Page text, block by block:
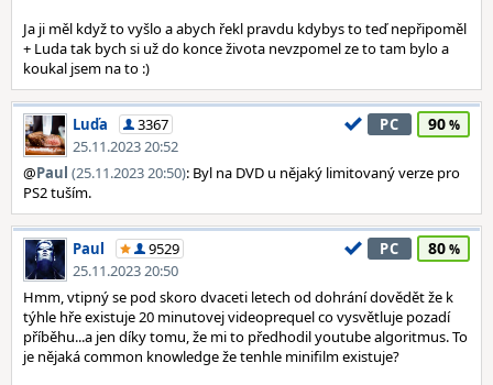
Ja ji měl když to vyšlo a abych řekl pravdu kdybys to teď nepřipoměl
+ Luda tak bych si už do konce života nevzpomel ze to tam bylo a
koukal jsem na to :)
Luďa
3367
25.11.2023 20:52
PC 90
@Paul (25.11.2023 20:50): Byl na DVD u nějaký limitovaný verze pro
PS2 tuším.
Paul
9529
25.11.2023 20:50
PC 80
Hmm, vtipný se pod skoro dvaceti letech od dohrání dovědět že k
týhle hře existuje 20 minutovej videoprequel co vysvětluje pozadí
příběhu...a jen díky tomu, že mi to předhodil youtube algoritmus. To
je nějaká common knowledge že tenhle minifilm existuje?